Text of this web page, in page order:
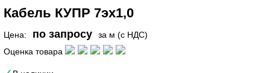
Кабель КУПР 7эх1,0
Цена: по запросу
за м (с НДС)
Оценка товара